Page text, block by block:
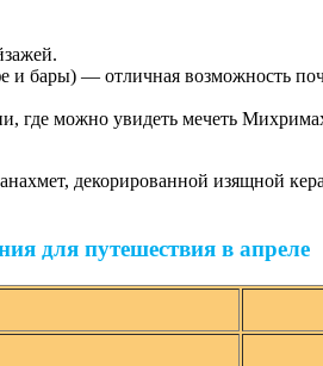
и бары) — отличная возможность
где можно увидеть мечеть
декорированной изящной
для путешествия в апреле